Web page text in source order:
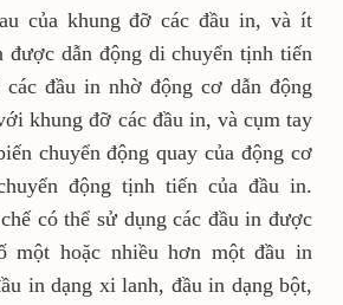
của khung đỡ các đầu in, và ít
được dẫn động di chuyển tịnh tiến
đầu in nhờ động cơ dẫn động
khung đỡ các đầu in, và cụm tay
chuyển động quay của động cơ
động tịnh tiến của đầu in.
có thể sử dụng các đầu in được
một hoặc nhiều hơn một đầu in
in dạng xi lanh, đầu in dạng bột,